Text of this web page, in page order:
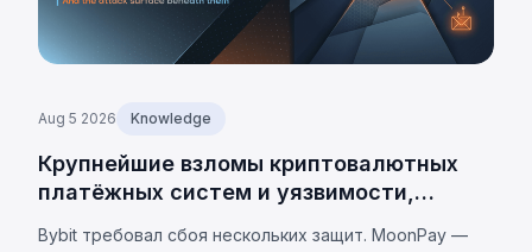
Aug 5 2026 Knowledge
Крупнейшие взломы криптовалютных
платёжных систем и уязвимости,
Bybit требовал сбоя нескольких защит. MoonPay —